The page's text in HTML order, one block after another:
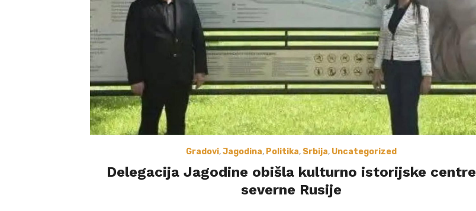
Gradovi,Jagodina, Politika, Srbija, Uncategorized
Delegacija Jagodine obišla kulturno istorijske centre
severne Rusije